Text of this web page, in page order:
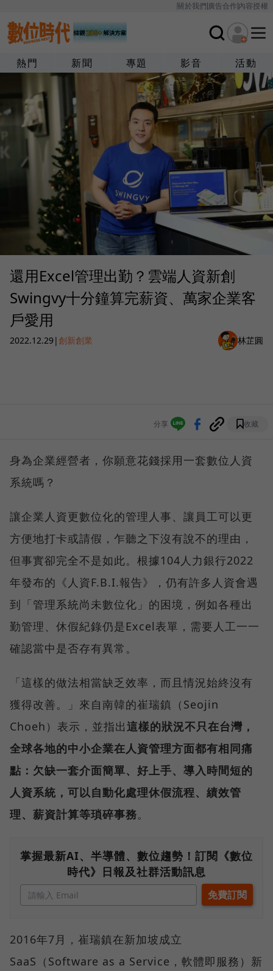
關於我們廣告合作內容授權
熱門 新聞 專題 影音 活動
還用Excel管理出勤？雲端人資新創
Swingvy十分鐘算完薪資、萬家企業客
戶愛用
2022.12.29|創新創業 林芷圓
分享 收藏
身為企業經營者，你願意花錢採用一套數位人資
系統嗎？
讓企業人資更數位化的管理人事、讓員工可以更
方便地打卡或請假，乍聽之下沒有說不的理由，
但事實卻完全不是如此。根據104人力銀行2022
年發布的《人資F.B.I.報告》，仍有許多人資會遇
到「管理系統尚未數位化」的困境，例如各種出
勤管理、休假紀錄仍是Excel表單，需要人工一一
確認當中是否存有異常。
「這樣的做法相當缺乏效率，而且情況始終沒有
獲得改善。」來自南韓的崔瑞鎮（Seojin
Choeh）表示，並指出這樣的狀況不只在台灣，
全球各地的中小企業在人資管理方面都有相同痛
點：欠缺一套介面簡單、好上手、導入時間短的
人資系統，可以自動化處理休假流程、績效管
理、薪資計算等瑣碎事務。
掌握最新AI、半導體、數位趨勢！訂閱《數位
時代》日報及社群活動訊息
2016年7月，崔瑞鎮在新加坡成立
SaaS（Software as a Service，軟體即服務）新